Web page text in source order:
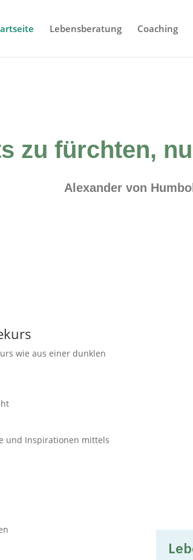
Lebensberatung Coaching
zu fürchten,
Alexander von
wie aus einer dunklen
und Inspirationen mittels